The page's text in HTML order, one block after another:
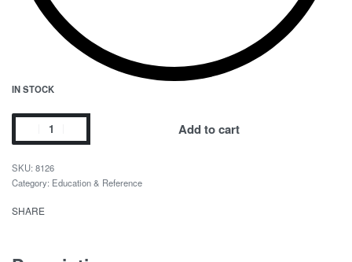
IN STOCK
Add to cart
8126
Category: Education & Reference
SHARE